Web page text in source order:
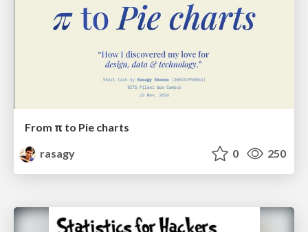
From π to Pie charts
rasagy
0 250